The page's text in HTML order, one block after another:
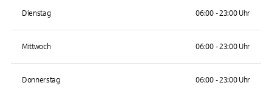
Dienstag 06:00 - 23:00 Uhr
Mittwoch 06:00 - 23:00 Uhr
Donnerstag 06:00 - 23:00 Uhr